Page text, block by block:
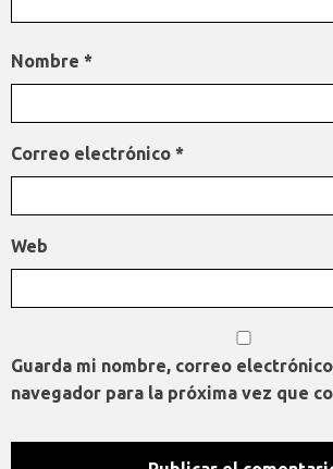
Nombre *
Correo electrónico *
Web
Guarda mi nombre, correo
navegador para la próxima vez que